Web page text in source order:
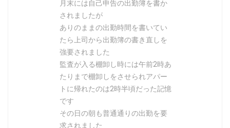
月末には自己申告の出勤簿を書か
されましたが
ありのままの出勤時間を書いてい
たら上司から出勤簿の書き直しを
強要されました
監査が入る棚卸し時には午前2時あ
たりまで棚卸しをさせられアパー
トに帰れたのは2時半頃だった記憶
です
その日の朝も普通通りの出勤を要
求されました